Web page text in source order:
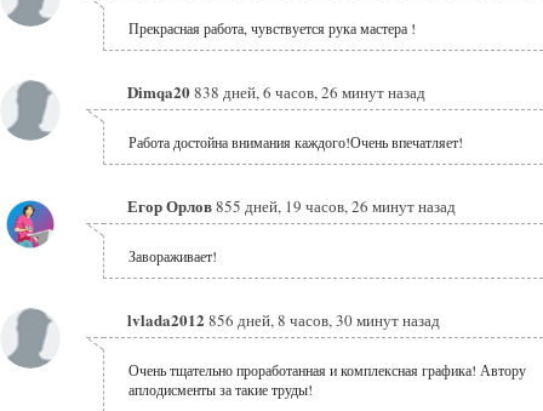
Прекрасная работа, чувствуется рука мастера !
Dimqa20838 дней, 6 часов, 26 минут назад
Работа достойна внимания каждого!Очень впечатляет!
Егор Орлов855 дней, 19 часов, 26 минут назад
Завораживает!
lvlada2012 856 дней, 8 часов, 30 минут назад
Очень тщательно проработанная и комплексная графика! Автору
аплодисменты за такие труды!